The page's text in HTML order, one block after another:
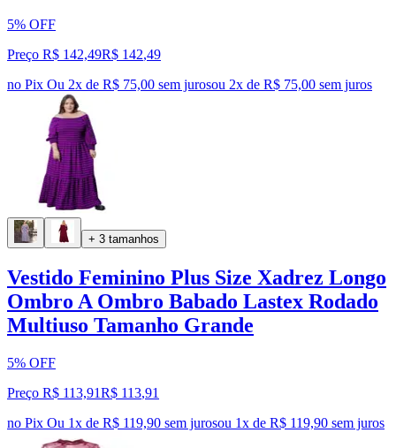
5% OFF
Preço R$ 142,49R$ 142,49
no Pix Ou 2x de R$ 75,00 sem jurosou 2x de R$ 75,00 sem juros
+ 3 tamanhos
Vestido Feminino Plus Size Xadrez Longo
Ombro A Ombro Babado Lastex Rodado
Multiuso Tamanho Grande
5% OFF
Preço R$ 113,91R$ 113,91
no Pix Ou 1x de R$ 119,90 sem jurosou 1x de R$ 119,90 sem juros